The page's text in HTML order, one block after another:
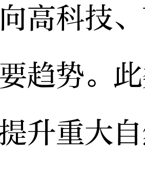
高科技
趋势。
升重大